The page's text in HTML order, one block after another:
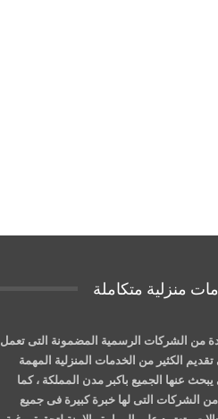
منزلية متكاملة
من الشركات الرسمية المضمونة التى تعمل
الكثير من الخدمات المنزلية المهمة
يبحث عنها الجميع باكبر مدن المملكة ، كما
من الشركات التى لها خبرة كبيرة فى جميع